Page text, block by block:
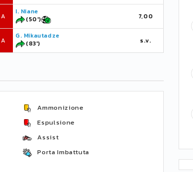
A
I. Niane
(50')
7,00
A
G. Mikautadze
(83')
s.v.
Ammonizione
Espulsione
Assist
Porta Imbattuta